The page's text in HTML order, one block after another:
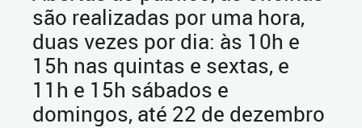
são realizadas por uma hora,
duas vezes por dia: às 10h e
15h nas quintas e sextas, e
11h e 15h sábados e
domingos, até 22 de dezembro